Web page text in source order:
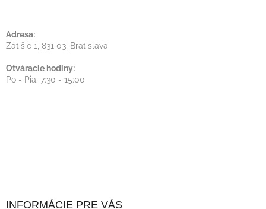
Adresa:
Zátišie 1, 831 03, Bratislava
Otváracie hodiny:
Po - Pia: 7:30 - 15:00
INFORMÁCIE PRE VÁS